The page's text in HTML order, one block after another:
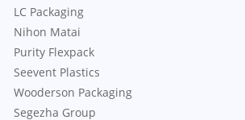
    LC Packaging
    Nihon Matai
    Purity Flexpack
    Seevent Plastics
    Wooderson Packaging
    Segezha Group